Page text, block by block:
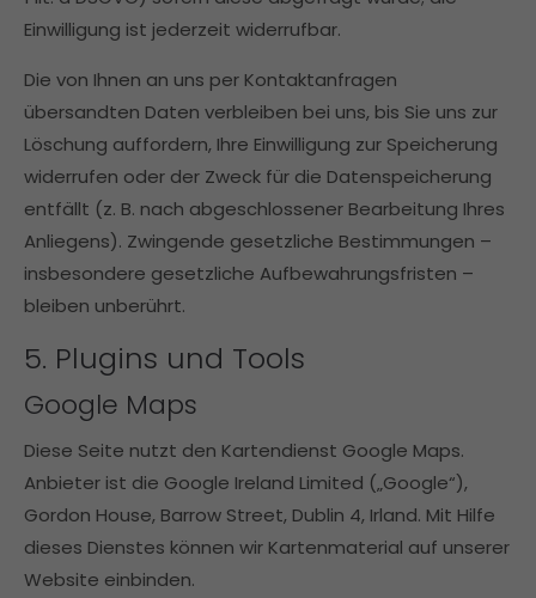
Einwilligung ist jederzeit widerrufbar.
Die von Ihnen an uns per Kontaktanfragen
übersandten Daten verbleiben bei uns, bis Sie uns zur
Löschung auffordern, Ihre Einwilligung zur Speicherung
widerrufen oder der Zweck für die Datenspeicherung
entfällt (z. B. nach abgeschlossener Bearbeitung Ihres
Anliegens). Zwingende gesetzliche Bestimmungen –
insbesondere gesetzliche Aufbewahrungsfristen –
bleiben unberührt.
5. Plugins und Tools
Google Maps
Diese Seite nutzt den Kartendienst Google Maps.
Anbieter ist die Google Ireland Limited („Google“),
Gordon House, Barrow Street, Dublin 4, Irland. Mit Hilfe
dieses Dienstes können wir Kartenmaterial auf unserer
Website einbinden.